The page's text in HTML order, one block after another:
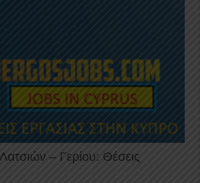
– Γερίου: Θέσεις